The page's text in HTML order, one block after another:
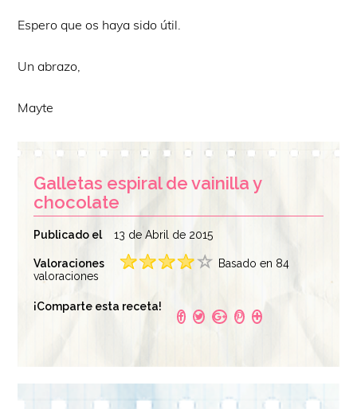
Espero que os haya sido útil.
Un abrazo,
Mayte
Galletas espiral de vainilla y
chocolate
Publicado el 13 de Abril de 2015
Valoraciones
Basado en 84
valoraciones
¡Comparte esta receta!